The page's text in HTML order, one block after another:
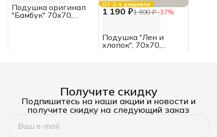
Подушка оригинал
"Бамбук" 70х70,
От 2-х дешевле
1 190 ₽1 890 ₽−37%
Подушка "Лен и
хлопок", 70х70,
Получите скидку
Подпишитесь на наши акции и новости и
получите скидку на следующий заказ